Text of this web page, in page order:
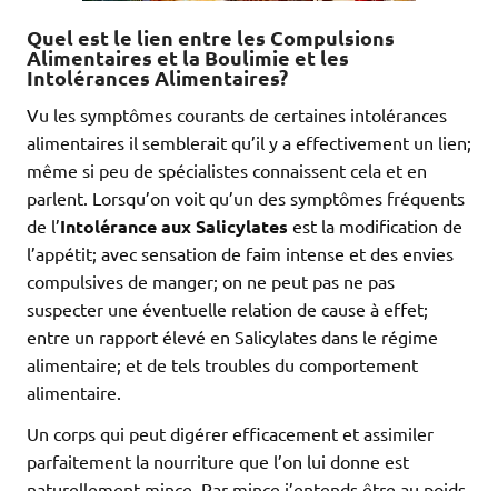
Quel est le lien entre les Compulsions
Alimentaires et la Boulimie et les
Intolérances Alimentaires?
Vu les symptômes courants de certaines intolérances
alimentaires il semblerait qu’il y a effectivement un lien;
même si peu de spécialistes connaissent cela et en
parlent. Lorsqu’on voit qu’un des symptômes fréquents
de l’Intolérance aux Salicylates est la modification de
l’appétit; avec sensation de faim intense et des envies
compulsives de manger; on ne peut pas ne pas
suspecter une éventuelle relation de cause à effet;
entre un rapport élevé en Salicylates dans le régime
alimentaire; et de tels troubles du comportement
alimentaire.
Un corps qui peut digérer efficacement et assimiler
parfaitement la nourriture que l’on lui donne est